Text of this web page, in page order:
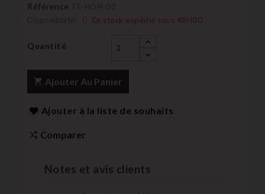
Référence
En stock expédié sous 48H00
Quantité
Ajouter Au Panier
Ajouter à la liste de souhaits
Comparer
Notes et avis clients